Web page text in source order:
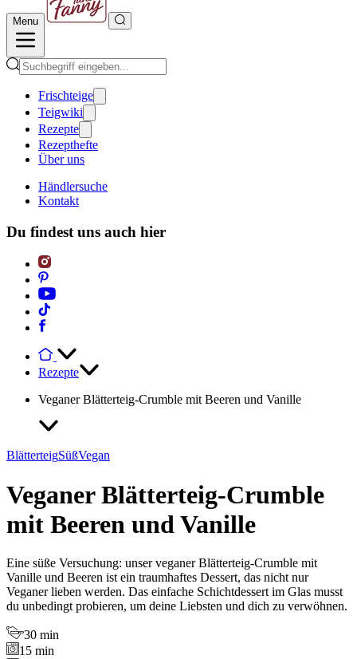
Menu
Frischteige
Teigwiki
Rezepte
Rezepthefte
Über uns
Händlersuche
Kontakt
Du findest uns auch hier
Rezepte
Veganer Blätterteig-Crumble mit Beeren und Vanille
BlätterteigSüßVegan
Veganer Blätterteig-Crumble
mit Beeren und Vanille
Eine süße Versuchung: unser veganer Blätterteig-Crumble mit
Vanille und Beeren ist ein traumhaftes Dessert, das nicht nur
Veganer lieben werden. Das einfache Schichtdessert im Glas musst
du unbedingt probieren, um deine Liebsten und dich zu verwöhnen.
30 min
15 min